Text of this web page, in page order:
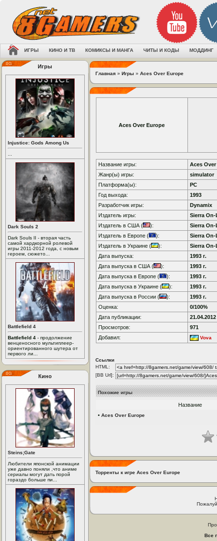
ИГРЫ КИНО И ТВ КОМИКСЫ И МАНГА ЧИТЫ И КОДЫ МОДДИНГ
Игры
Injustice: Gods Among Us
Dark Souls 2
Dark Souls II - вторая часть
самой хардкорной ролевой
игры 2011-2012 года, с новым
героем, сюжето...
Battlefield 4
Battlefield 4 - продолжение
венценосного мультиплеер-
ориентированного шутера от
первого ли...
Кино
Steins;Gate
Любители японской анимации
уже давно поняли ,что аниме
сериалы могут дать порой
гораздо больше пи...
Главная » Игры » Aces Over Europe
Aces Over Europe
Название игры:
Aces
Жанр(ы) игры:
simulator
Платформа(ы):
PC
Год выхода:
1993
Разработчик игры:
Dynamix
Издатель игры:
Sierra On-
Издатель в США (
):
Sierra On-
Издатель в Европе (
):
Sierra On-
Издатель в Украине (
):
Sierra On-
Дата выпуска:
1993 г.
Дата выпуска в США (
):
1993 г.
Дата выпуска в Европе (
):
1993 г.
Дата выпуска в Украине (
):
1993 г.
Дата выпуска в России (
):
1993 г.
Оценка:
0/100%
Дата публикации:
21.04.2012
Просмотров:
971
Добавил:
Vova
Ссылки
HTML:
[BB Url]:
Похожие игры
Название
• Aces Over Europe
Торренты к игре Aces Over Europe
Все